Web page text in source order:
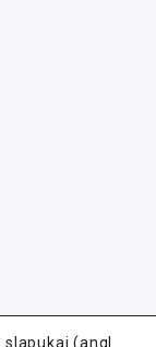
(angl.